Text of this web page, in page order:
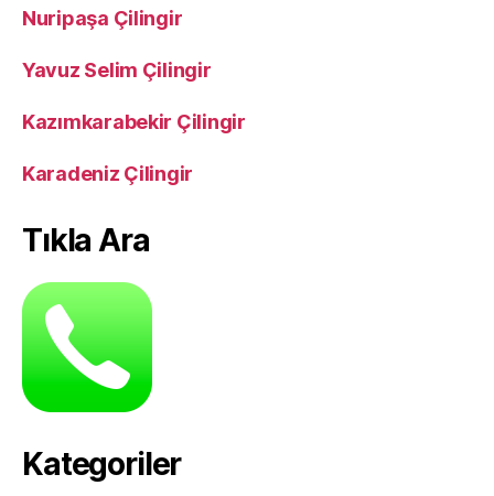
Nuripaşa Çilingir
Yavuz Selim Çilingir
Kazımkarabekir Çilingir
Karadeniz Çilingir
Tıkla Ara
Kategoriler